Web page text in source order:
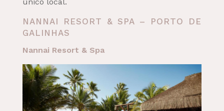
NANNAI RESORT & SPA – PORTO DE
GALINHAS
Nannai Resort & Spa